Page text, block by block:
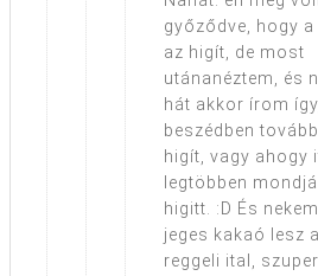
győződve, hogy
az higít, de most
utánanéztem, és
hát akkor írom
beszédben
higít, vagy ahogy
legtöbben
higitt. :D És
jeges kakaó lesz a
reggeli ital, szuper